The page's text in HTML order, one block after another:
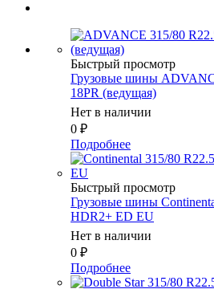
Быстрый просмотр
Грузовые шины
18PR (ведущая)
Нет в наличии
0 ₽
Подробнее
Быстрый просмотр
Грузовые шины
HDR2+ ED EU
Нет в наличии
0 ₽
Подробнее